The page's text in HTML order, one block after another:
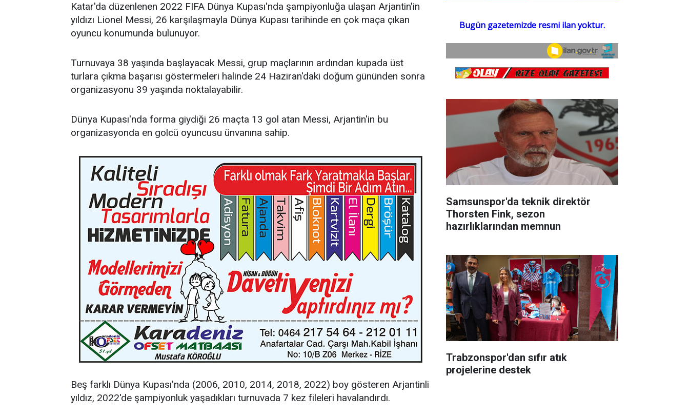
Katar'da düzenlenen 2022 FIFA Dünya Kupası'nda şampiyonluğa ulaşan Arjantin'in
yıldızı Lionel Messi, 26 karşılaşmayla Dünya Kupası tarihinde en çok maça çıkan
oyuncu konumunda bulunuyor.
Turnuvaya 38 yaşında başlayacak Messi, grup maçlarının ardından kupada üst
turlara çıkma başarısı göstermeleri halinde 24 Haziran'daki doğum gününden sonra
organizasyonu 39 yaşında noktalayabilir.
Dünya Kupası'nda forma giydiği 26 maçta 13 gol atan Messi, Arjantin'in bu
organizasyonda en golcü oyuncusu ünvanına sahip.
Beş farklı Dünya Kupası'nda (2006, 2010, 2014, 2018, 2022) boy gösteren Arjantinli
yıldız, 2022'de şampiyonluk yaşadıkları turnuvada 7 kez fileleri havalandırdı.
Samsunspor'da teknik direktör
Thorsten Fink, sezon
hazırlıklarından memnun
Trabzonspor'dan sıfır atık
projelerine destek